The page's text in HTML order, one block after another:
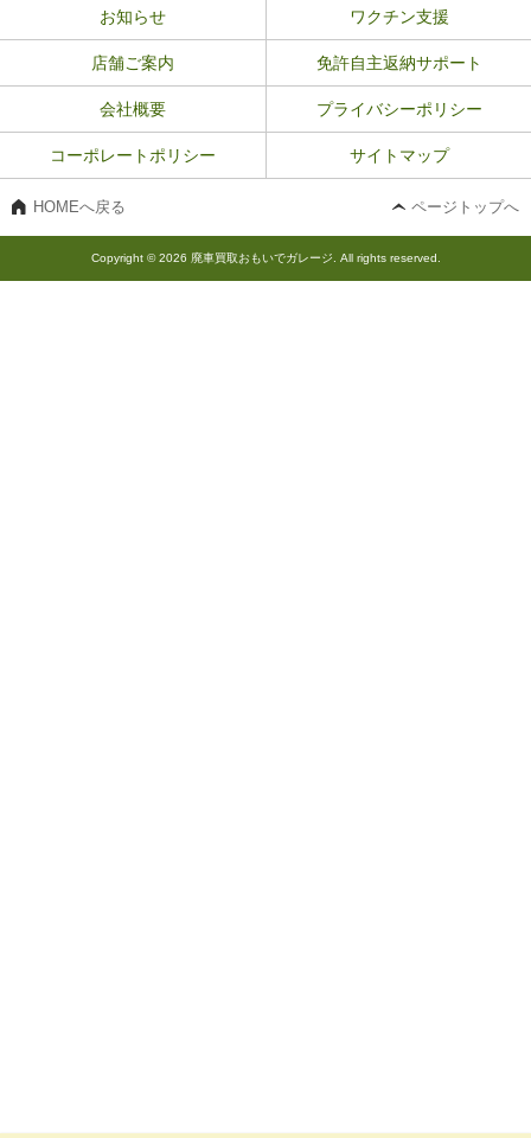
お知らせ ワクチン支援
店舗ご案内 免許自主返納サポート
会社概要 プライバシーポリシー
コーポレートポリシー サイトマップ
HOMEへ戻る ページトップへ
Copyright © 2026 廃車買取おもいでガレージ. All rights reserved.